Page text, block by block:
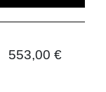
553,00 €